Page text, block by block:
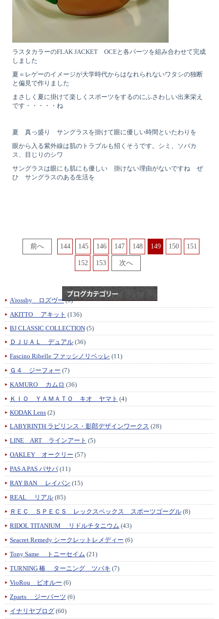
ラスタカラーのFLAK JACKET OCEと各パーツを組み合わせて完成
しました
夏＝レゲーのイメージが大学時代からはなれられないワタシの独断
と偏見で作りました
まさしく夏に掛けて楽しくスポーツをするのにふさわしい出来栄え
です・・・・・ね
夏 真っ盛り サングラスを掛けて眼に優しい時間といたわりを
眼から入る紫外線は肌のトラブルも招くそうです。シミ、ソバカ
ス、目じりのシワ
サングラスは眼にも肌にも優しい 掛けない理由がないですね ぜ
ひ サングラスのある生活を
144 145 146 147 148 149 150 151
152 153
A'rossby ロズヴー(6)
AKITTO アキット (136)
BJ CLASSIC COLLECTION (5)
ＤＪＵＡＬ デュアル (36)
Fascino Ribelle ファッシノリベッレ (11)
Ｇ４ ジーフォー (7)
KAMURO カムロ (36)
ＫＩＯ ＹＡＭＡＴＯ キオ ヤマト (4)
KODAK Lens (2)
LABYRINTH ラビリンス・影郎デザインワークス (28)
LINE ART ラインアート (5)
OAKLEY オークリー (57)
PAS A PAS パサパ (11)
RAY BAN レイバン (15)
REAL リアル (85)
ＲＥＣ ＳＰＥＣＳ レックスペックス スポーツゴーグル (8)
RIDOL TITANIUM リドルチタニウム (43)
Seacret Remedy シークレットレメディー (6)
Tony Same トニーセイム (21)
TURNING 椿 ターニング ツバキ (7)
VioRou ビオルー (6)
Zparts ジーパーツ (6)
イナリヤブログ (60)